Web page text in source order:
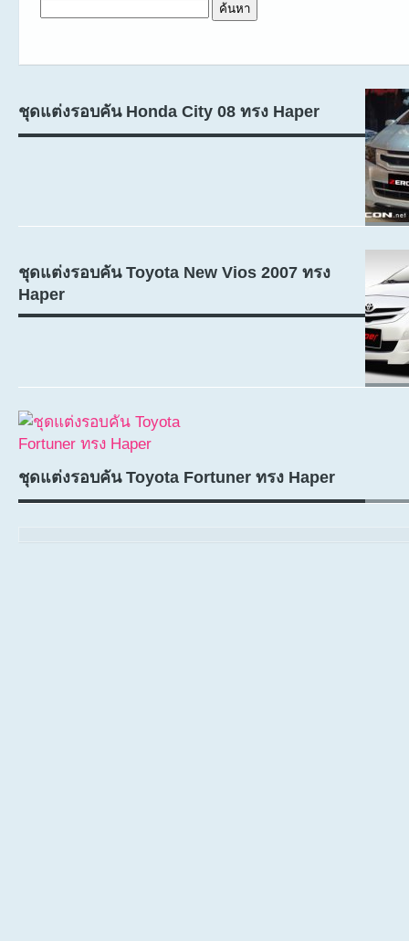
ชุดแต่งรอบคัน Honda City 08 ทรง Haper
ชุดแต่งรอบคัน Toyota New Vios 2007 ทรง
Haper
ชุดแต่งรอบคัน Toyota Fortuner ทรง Haper